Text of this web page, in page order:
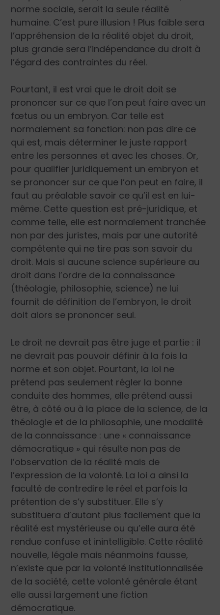
norme sociale, serait la seule réalité
humaine. C’est pure illusion ! Plus faible sera
l’appréhension de la réalité objet du droit,
plus grande sera l’indépendance du droit à
l’égard des contraintes du réel.
Pourtant, il est vrai que le droit doit se
prononcer sur ce que l’on peut faire avec un
fœtus ou un embryon. Car telle est
normalement sa fonction: non pas dire ce
qui est, mais déterminer le juste rapport
entre les personnes et avec les choses. Or,
pour qualifier juridiquement un embryon et
se prononcer sur ce que l’on peut en faire, il
faut au préalable savoir ce qu’il est en lui-
même. Cette question est pré-juridique, et
comme telle, elle est normalement tranchée
non par des juristes, mais par une autorité
compétente qui ne tire pas son savoir du
droit. Mais si aucune science supérieure au
droit dans l’ordre de la connaissance
(théologie, philosophie, science) ne lui
fournit de définition de l’embryon, le droit
doit alors se prononcer seul.
Le droit ne devrait pas être juge et partie : il
ne devrait pas pouvoir définir à la fois la
norme et son objet. Pourtant, la loi ne
prétend pas seulement régler la bonne
conduite des hommes, elle prétend aussi
être, à côté ou à la place de la science, de la
théologie et de la philosophie, une modalité
de la connaissance : une « connaissance
démocratique » qui résulte non pas de
l’observation de la réalité mais de
l’expression de la volonté. La loi a ainsi la
faculté de contredire le réel et parfois la
prétention de s’y substituer. Elle s’y
substituera d’autant plus facilement que la
réalité est mystérieuse ou qu’elle aura été
rendue confuse et inintelligible. Cette réalité
nouvelle, légale mais néanmoins fausse,
n’existe que par la volonté institutionnalisée
de la société, cette volonté générale étant
elle aussi largement une fiction
démocratique.